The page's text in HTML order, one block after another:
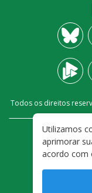
Todos os direitos
Utilizamos
aprimorar
acordo com